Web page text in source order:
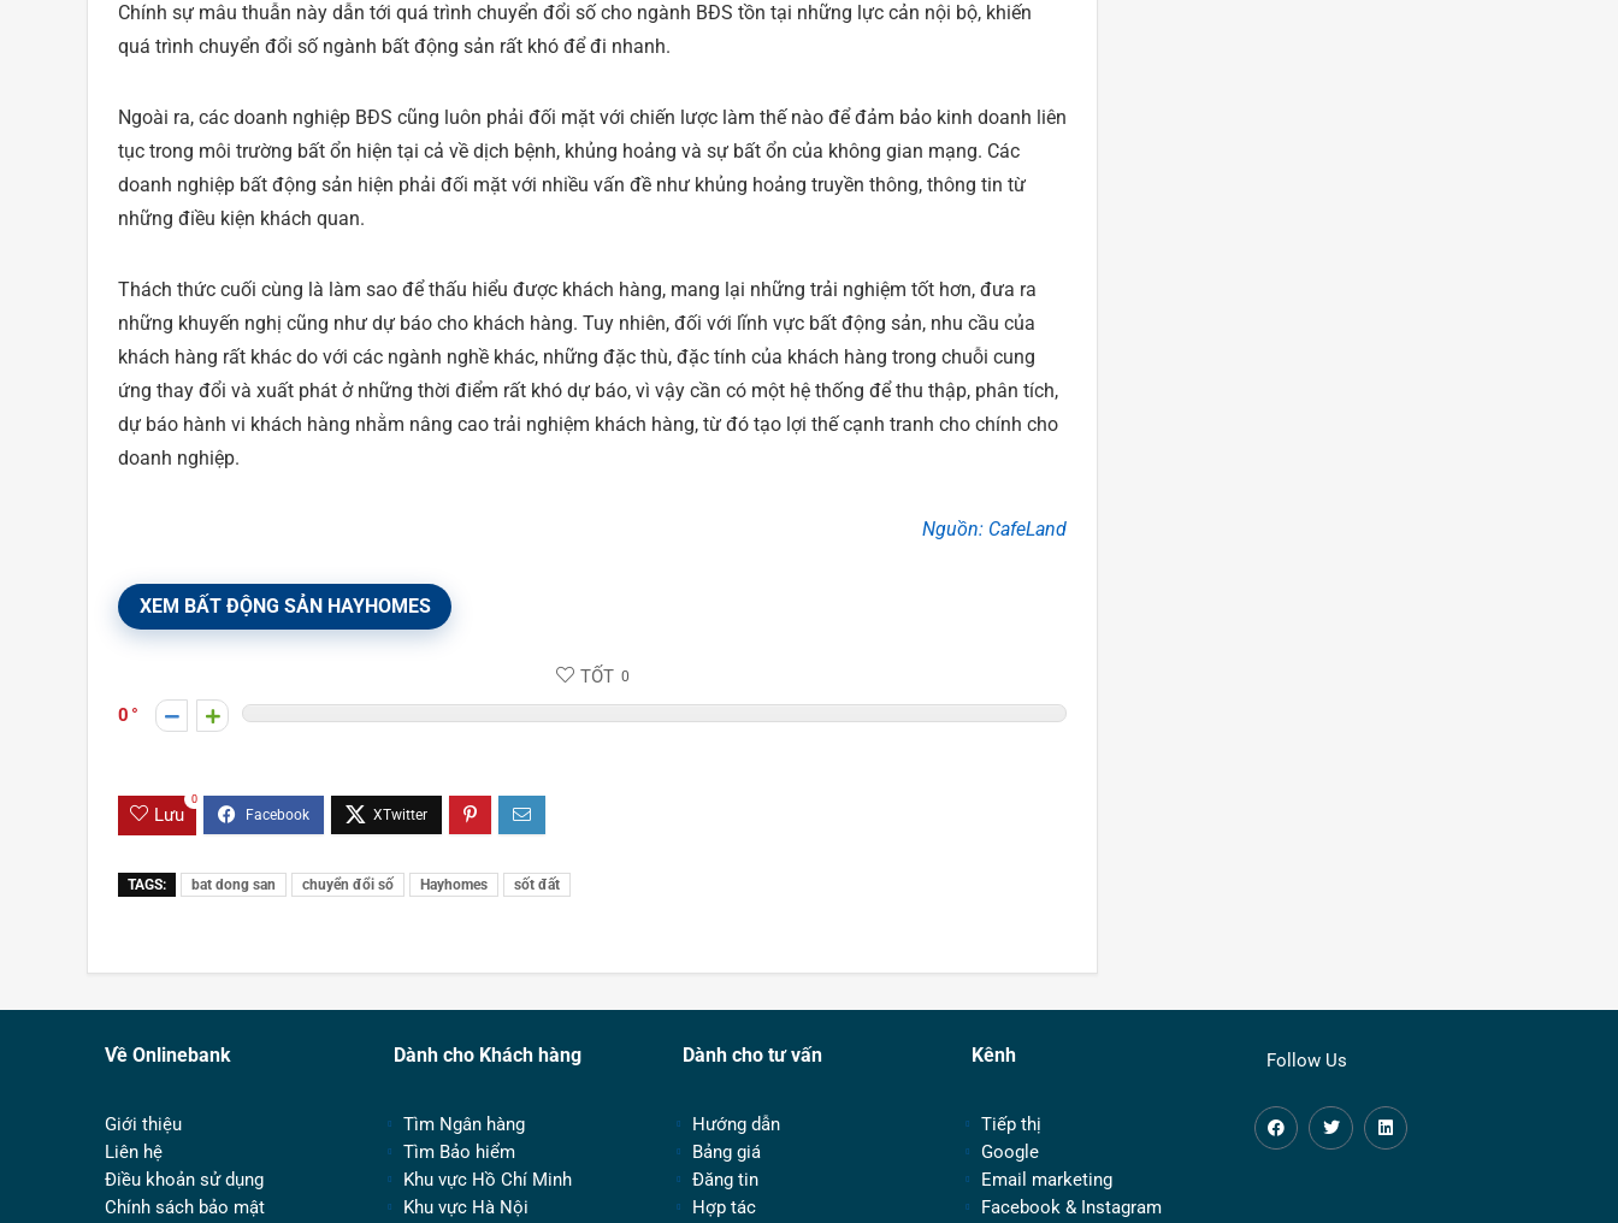
Chính sự mâu thuẫn này dẫn tới quá trình chuyển đổi số cho ngành BĐS tồn tại những lực cản nội bộ, khiến
quá trình chuyển đổi số ngành bất động sản rất khó để đi nhanh.
Ngoài ra, các doanh nghiệp BĐS cũng luôn phải đối mặt với chiến lược làm thế nào để đảm bảo kinh doanh liên
tục trong môi trường bất ổn hiện tại cả về dịch bệnh, khủng hoảng và sự bất ổn của không gian mạng. Các
doanh nghiệp bất động sản hiện phải đối mặt với nhiều vấn đề như khủng hoảng truyền thông, thông tin từ
những điều kiện khách quan.
Thách thức cuối cùng là làm sao để thấu hiểu được khách hàng, mang lại những trải nghiệm tốt hơn, đưa ra
những khuyến nghị cũng như dự báo cho khách hàng. Tuy nhiên, đối với lĩnh vực bất động sản, nhu cầu của
khách hàng rất khác do với các ngành nghề khác, những đặc thù, đặc tính của khách hàng trong chuỗi cung
ứng thay đổi và xuất phát ở những thời điểm rất khó dự báo, vì vậy cần có một hệ thống để thu thập, phân tích,
dự báo hành vi khách hàng nhằm nâng cao trải nghiệm khách hàng, từ đó tạo lợi thế cạnh tranh cho chính cho
doanh nghiệp.
Nguồn: CafeLand
XEM BẤT ĐỘNG SẢN HAYHOMES
TỐT 0
0
Lưu
0
TAGS: bat dong san chuyển đổi số Hayhomes sốt đất
Về Onlinebank
Giới thiệu
Liên hệ
Điều khoản sử dụng
Chính sách bảo mật
Dành cho Khách hàng
Tìm Ngân hàng
Tìm Bảo hiểm
Khu vực Hồ Chí Minh
Khu vực Hà Nội
Dành cho tư vấn
Hướng dẫn
Bảng giá
Đăng tin
Hợp tác
Kênh
Tiếp thị
Google
Email marketing
Facebook & Instagram
Follow Us